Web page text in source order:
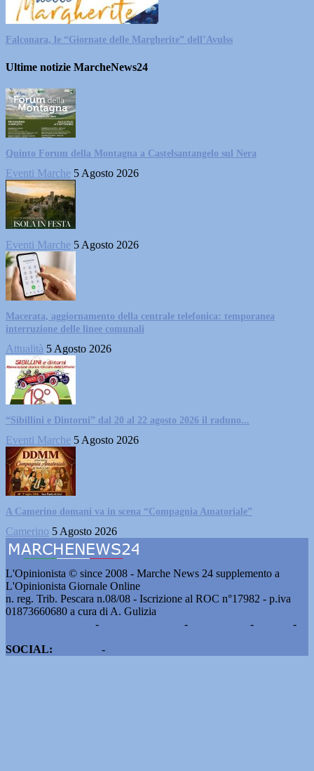
Falconara, le “Giornate delle Margherite” dell’Avulss
Ultime notizie MarcheNews24
Quinto Forum della Montagna a Castelsantangelo sul Nera
Eventi Marche 5 Agosto 2026
Eventi Marche 5 Agosto 2026
Macerata, aggiornamento della centrale telefonica: temporanea
interruzione delle linee comunali
Attualità 5 Agosto 2026
“Sibillini e Dintorni” dal 20 al 22 agosto 2026 il raduno...
Eventi Marche 5 Agosto 2026
A Camerino domani va in scena “Compagnia Amatoriale”
Camerino 5 Agosto 2026
L'Opinionista © since 2008 - Marche News 24 supplemento a
L'Opinionista Giornale Online
n. reg. Trib. Pescara n.08/08 - Iscrizione al ROC n°17982 - p.iva
01873660680 a cura di A. Gulizia
- - -
-
SOCIAL:
-